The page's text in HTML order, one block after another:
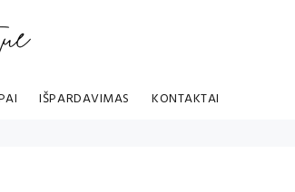
IŠPARDAVIMAS KONTAKTAI